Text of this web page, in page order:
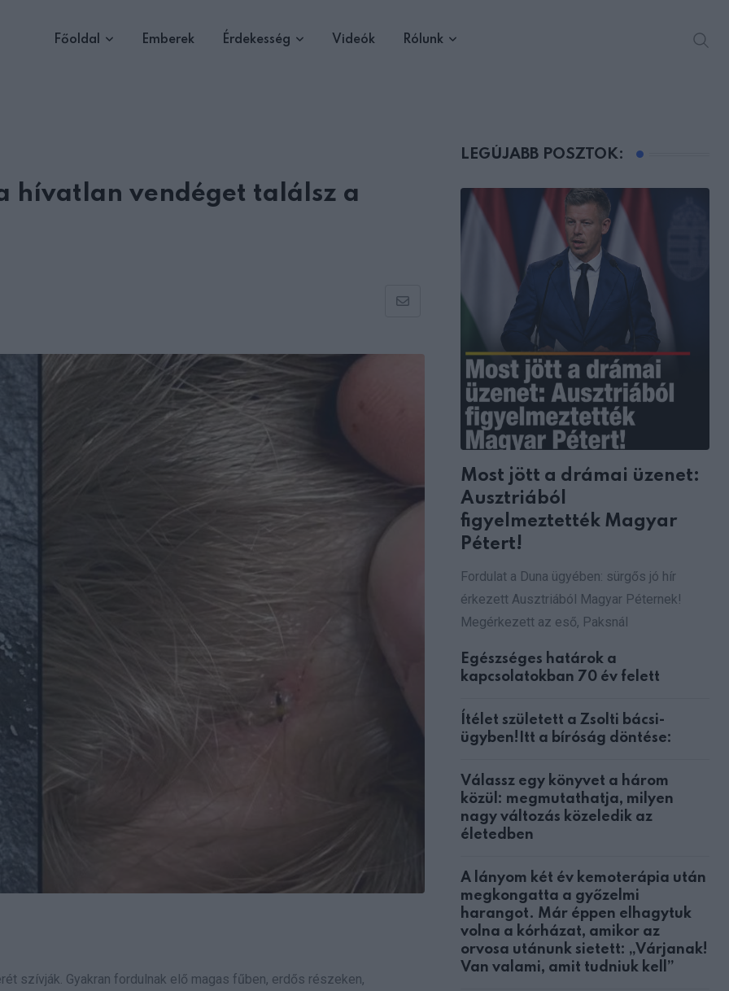
Főoldal Emberek Érdekesség Videók Rólunk
hívatlan vendéget találsz a
Share
Email
szívják. Gyakran fordulnak elő magas fűben, erdős részeken,
LEGÚJABB POSZTOK:
Most jött a drámai üzenet:
Ausztriából
figyelmeztették Magyar
Pétert!
Fordulat a Duna ügyében: sürgős jó hír
érkezett Ausztriából Magyar Péternek!
Megérkezett az eső, Paksnál
Egészséges határok a
kapcsolatokban 70 év felett
Ítélet született a Zsolti bácsi-
ügyben!Itt a bíróság döntése:
Válassz egy könyvet a három
közül: megmutathatja, milyen
nagy változás közeledik az
életedben
A lányom két év kemoterápia után
megkongatta a győzelmi
harangot. Már éppen elhagytuk
volna a kórházat, amikor az
orvosa utánunk sietett: „Várjanak!
Van valami, amit tudniuk kell”